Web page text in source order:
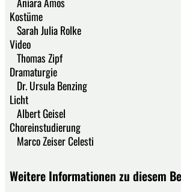
Kostüme
Sarah Julia Rolke
Video
Thomas Zipf
Dramaturgie
Dr. Ursula Benzing
Licht
Albert Geisel
Choreinstudierung
Marco Zeiser Celesti
Weitere Informationen zu diesem